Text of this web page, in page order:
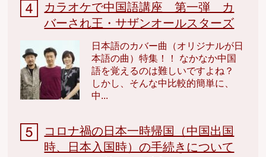
カラオケで中国語講座 第一弾 カ
バーされ王・サザンオールスターズ
日本語のカバー曲（オリジナルが日
本語の曲）特集！！ なかなか中国
語を覚えるのは難しいですよね？
しかし、そんな中比較的簡単に、
中...
コロナ禍の日本一時帰国（中国出国
時、日本入国時）の手続きについて